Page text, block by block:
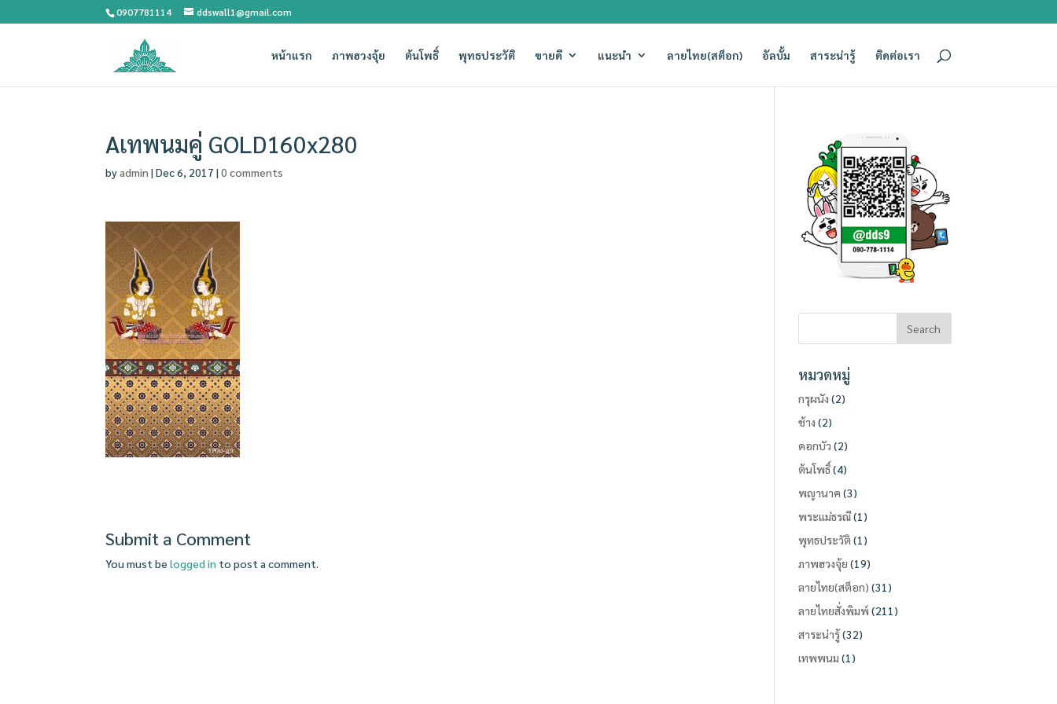
0907781114 ddswall1@gmail.com
หน้าแรก ภาพฮวงจุ้ย ต้นโพธิ์ พุทธประวัติ ขายดี แนะนำ ลายไทย(สต็อก) อัลบั้ม สาระน่ารู้ ติดต่อเรา
Aเทพนมคู่ GOLD160x280
byadmin |Dec 6, 2017 |0 comments
Submit a Comment
You must belogged in to post a comment.
หมวดหมู่
กรุผนัง (2)
ช้าง (2)
ดอกบัว (2)
ต้นโพธิ์(4)
พญานาค (3)
พระแม่ธรณี(1)
พุทธประวัติ (1)
ภาพฮวงจุ้ย (19)
ลายไทย(สต็อก) (31)
ลายไทยสั่งพิมพ์ (211)
สาระน่ารู้(32)
เทพพนม (1)